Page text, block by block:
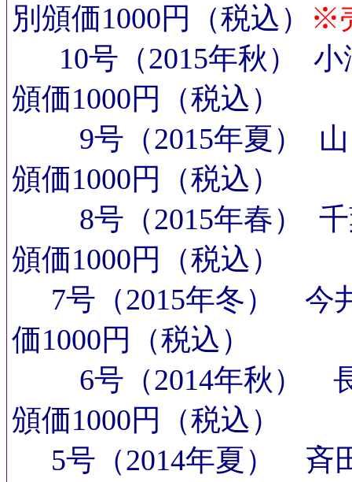
別頒価1000円（税込）
※
10号（2015年秋
頒価1000円（税込）
9号（2015年夏）
頒価1000円（税込）
8号（2015年春）
頒価1000円（税込）
7号（2015年冬） 今
価1000円（税込）
6号（2014年秋）
頒価1000円（税込）
5号（2014年夏） 斉